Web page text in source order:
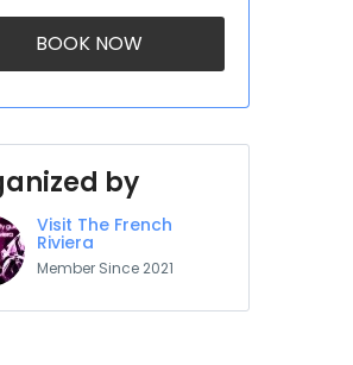
BOOK NOW
by
Visit The French
Riviera
Member Since 2021